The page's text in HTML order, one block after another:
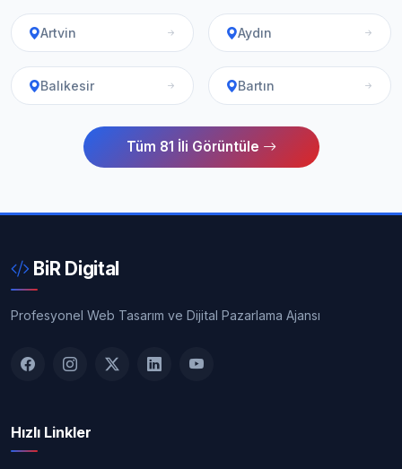
Artvin Aydın
Balıkesir Bartın
Tüm 81 İli Görüntüle
BiR Digital
Profesyonel Web Tasarım ve Dijital Pazarlama Ajansı
Hızlı Linkler